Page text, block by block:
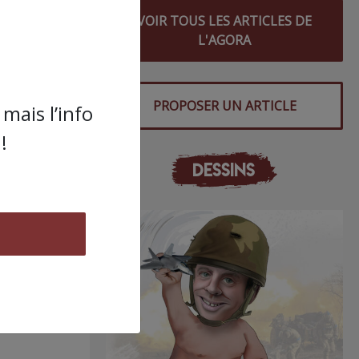
a
VOIR TOUS LES ARTICLES DE
L'AGORA
PROPOSER UN ARTICLE
DESSINS
l’info